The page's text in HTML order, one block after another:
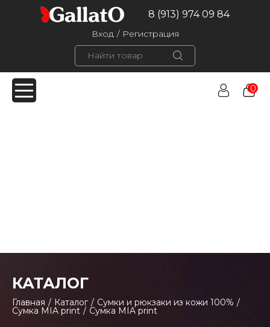
8 (913) 974 09 84
Вход / Регистрация
0
КАТАЛОГ
Главная / Каталог / Сумки и рюкзаки из кожи 100% /
Сумка MIA print / Сумка MIA print